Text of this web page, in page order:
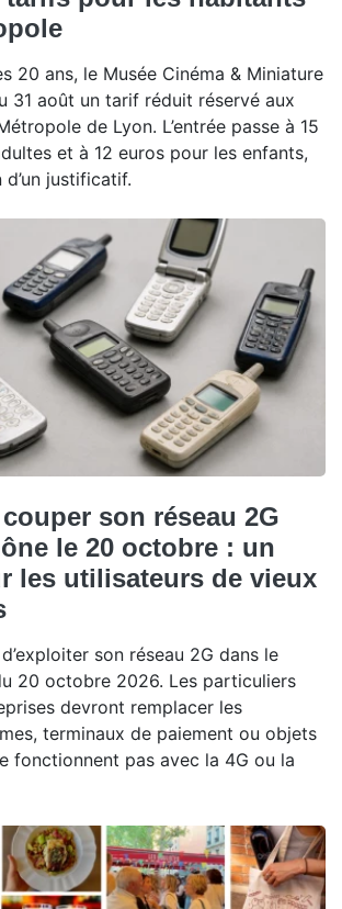
20 ans, le Musée Cinéma & Miniature
31 août un tarif réduit réservé aux
de Lyon. L’entrée passe à 15
et à 12 euros pour les enfants,
justificatif.
son réseau 2G
le 20 octobre : un
les utilisateurs de vieux
son réseau 2G dans le
20 octobre 2026. Les particuliers
devront remplacer les
terminaux de paiement ou objets
fonctionnent pas avec la 4G ou la